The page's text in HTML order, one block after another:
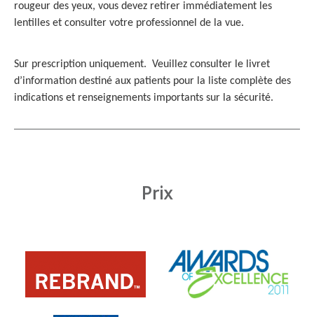
rougeur des yeux, vous devez retirer immédiatement les
lentilles et consulter votre professionnel de la vue.
Sur prescription uniquement. Veuillez consulter le livret
d’information destiné aux patients pour la liste complète des
indications et renseignements importants sur la sécurité.
Prix
Learn
about
«
Learn
more
about
d’excellence